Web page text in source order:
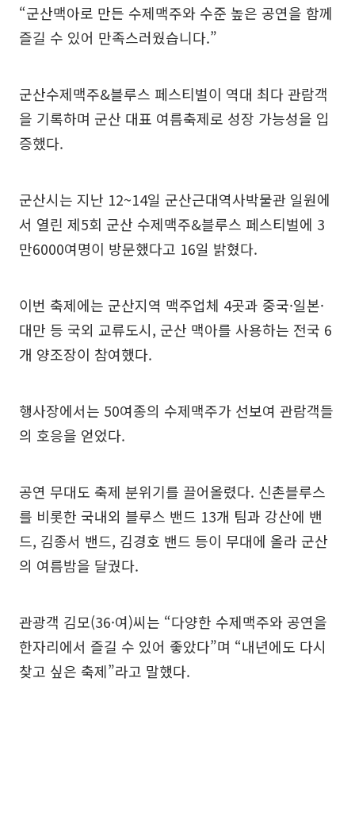
“군산맥아로 만든 수제맥주와 수준 높은 공연을 함께
즐길 수 있어 만족스러웠습니다.”
군산수제맥주&블루스 페스티벌이 역대 최다 관람객
을 기록하며 군산 대표 여름축제로 성장 가능성을 입
증했다.
군산시는 지난 12~14일 군산근대역사박물관 일원에
서 열린 제5회 군산 수제맥주&블루스 페스티벌에 3
만6000여명이 방문했다고 16일 밝혔다.
이번 축제에는 군산지역 맥주업체 4곳과 중국·일본·
대만 등 국외 교류도시, 군산 맥아를 사용하는 전국 6
개 양조장이 참여했다.
행사장에서는 50여종의 수제맥주가 선보여 관람객들
의 호응을 얻었다.
공연 무대도 축제 분위기를 끌어올렸다. 신촌블루스
를 비롯한 국내외 블루스 밴드 13개 팀과 강산에 밴
드, 김종서 밴드, 김경호 밴드 등이 무대에 올라 군산
의 여름밤을 달궜다.
관광객 김모(36·여)씨는 “다양한 수제맥주와 공연을
한자리에서 즐길 수 있어 좋았다”며 “내년에도 다시
찾고 싶은 축제”라고 말했다.